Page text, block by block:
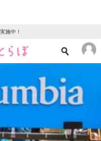
施中！
ズ
・育児